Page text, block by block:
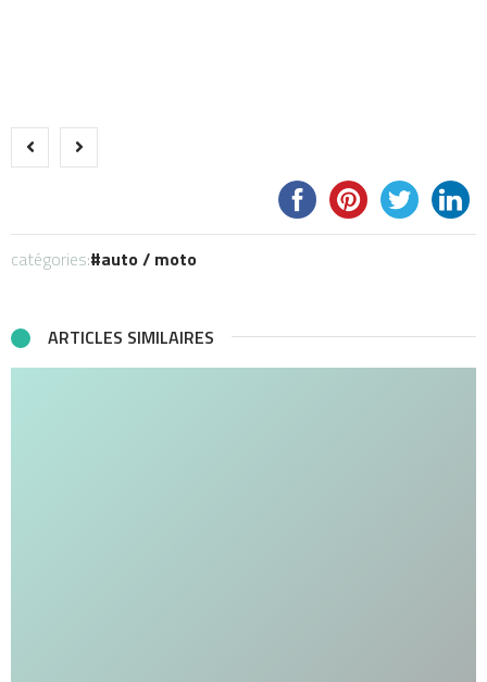
catégories: auto / moto
ARTICLES SIMILAIRES